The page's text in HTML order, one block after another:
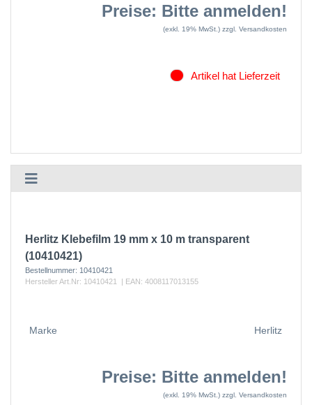
Preise: Bitte anmelden!
(exkl. 19% MwSt.) zzgl. Versandkosten
Artikel hat Lieferzeit
Herlitz Klebefilm 19 mm x 10 m transparent
(10410421)
Bestellnummer: 10410421
Hersteller Art.Nr: 10410421 | EAN: 4008117013155
Marke Herlitz
Preise: Bitte anmelden!
(exkl. 19% MwSt.) zzgl. Versandkosten